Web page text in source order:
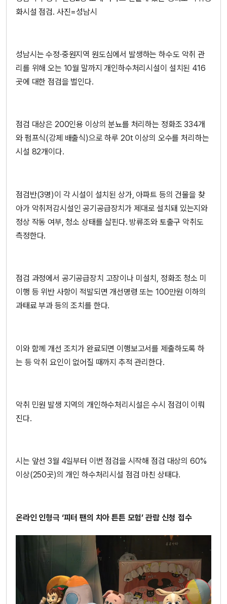
화시설 점검. 사진=성남시
성남시는 수정·중원지역 원도심에서 발생하는 하수도 악취 관
리를 위해 오는 10월 말까지 개인하수처리시설이 설치된 416
곳에 대한 점검을 벌인다.
점검 대상은 200인용 이상의 분뇨를 처리하는 정화조 334개
와 펌프식(강제 배출식)으로 하루 20t 이상의 오수를 처리하는
시설 82개이다.
점검반(3명)이 각 시설이 설치된 상가, 아파트 등의 건물을 찾
아가 악취저감시설인 공기공급장치가 제대로 설치돼 있는지와
정상 작동 여부, 청소 상태를 살핀다. 방류조와 토출구 악취도
측정한다.
점검 과정에서 공기공급장치 고장이나 미설치, 정화조 청소 미
이행 등 위반 사항이 적발되면 개선명령 또는 100만원 이하의
과태료 부과 등의 조치를 한다.
이와 함께 개선 조치가 완료되면 이행보고서를 제출하도록 하
는 등 악취 요인이 없어질 때까지 추적 관리한다.
악취 민원 발생 지역의 개인하수처리시설은 수시 점검이 이뤄
진다.
시는 앞선 3월 4일부터 이번 점검을 시작해 점검 대상의 60%
이상(250곳)의 개인 하수처리시설 점검 마친 상태다.
온라인 인형극 ‘피터 팬의 치아 튼튼 모험’ 관람 신청 접수